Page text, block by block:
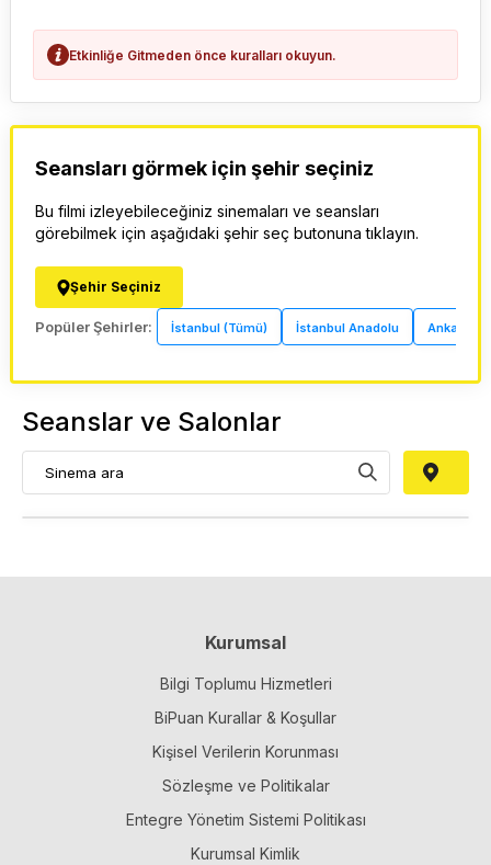
Etkinliğe Gitmeden önce kuralları okuyun.
Seansları görmek için şehir seçiniz
Bu filmi izleyebileceğiniz sinemaları ve seansları
görebilmek için aşağıdaki şehir seç butonuna tıklayın.
Şehir Seçiniz
Popüler Şehirler: İstanbul (Tümü) İstanbul Anadolu Ankara
Seanslar ve Salonlar
Kurumsal
Bilgi Toplumu Hizmetleri
BiPuan Kurallar & Koşullar
Kişisel Verilerin Korunması
Sözleşme ve Politikalar
Entegre Yönetim Sistemi Politikası
Kurumsal Kimlik